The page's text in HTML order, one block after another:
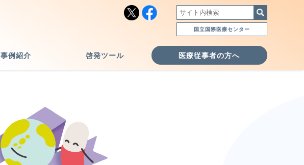
国立国際医療センター
事例紹介 啓発ツール 医療従事者の方へ